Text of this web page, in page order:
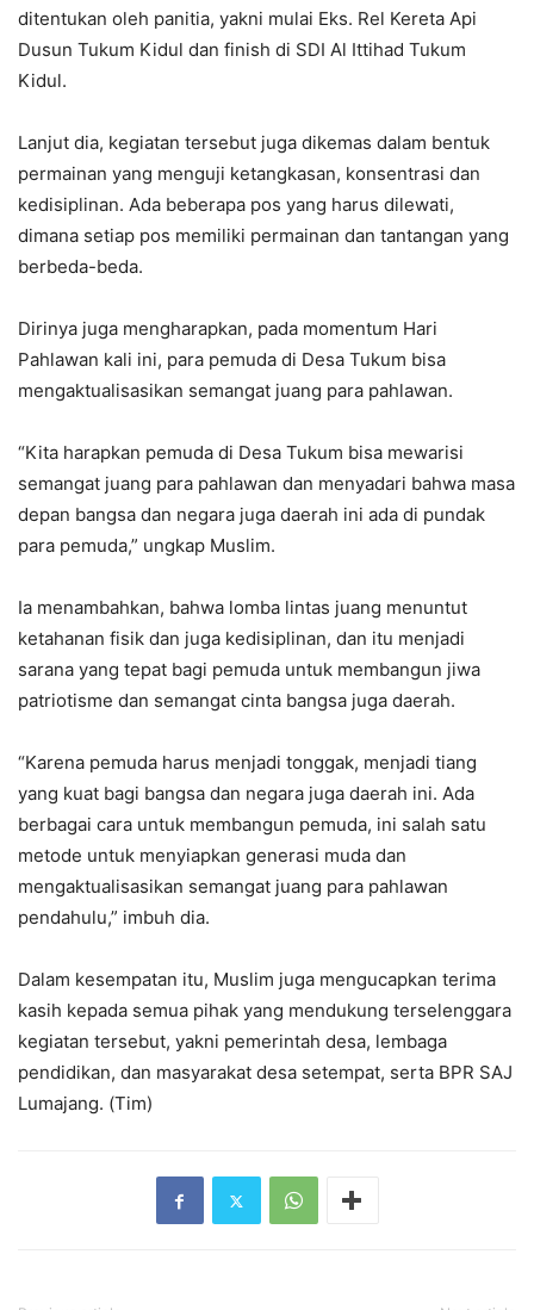
ditentukan oleh panitia, yakni mulai Eks. Rel Kereta Api
Dusun Tukum Kidul dan finish di SDI Al Ittihad Tukum
Kidul.
Lanjut dia, kegiatan tersebut juga dikemas dalam bentuk
permainan yang menguji ketangkasan, konsentrasi dan
kedisiplinan. Ada beberapa pos yang harus dilewati,
dimana setiap pos memiliki permainan dan tantangan yang
berbeda-beda.
Dirinya juga mengharapkan, pada momentum Hari
Pahlawan kali ini, para pemuda di Desa Tukum bisa
mengaktualisasikan semangat juang para pahlawan.
“Kita harapkan pemuda di Desa Tukum bisa mewarisi
semangat juang para pahlawan dan menyadari bahwa masa
depan bangsa dan negara juga daerah ini ada di pundak
para pemuda,” ungkap Muslim.
Ia menambahkan, bahwa lomba lintas juang menuntut
ketahanan fisik dan juga kedisiplinan, dan itu menjadi
sarana yang tepat bagi pemuda untuk membangun jiwa
patriotisme dan semangat cinta bangsa juga daerah.
“Karena pemuda harus menjadi tonggak, menjadi tiang
yang kuat bagi bangsa dan negara juga daerah ini. Ada
berbagai cara untuk membangun pemuda, ini salah satu
metode untuk menyiapkan generasi muda dan
mengaktualisasikan semangat juang para pahlawan
pendahulu,” imbuh dia.
Dalam kesempatan itu, Muslim juga mengucapkan terima
kasih kepada semua pihak yang mendukung terselenggara
kegiatan tersebut, yakni pemerintah desa, lembaga
pendidikan, dan masyarakat desa setempat, serta BPR SAJ
Lumajang. (Tim)